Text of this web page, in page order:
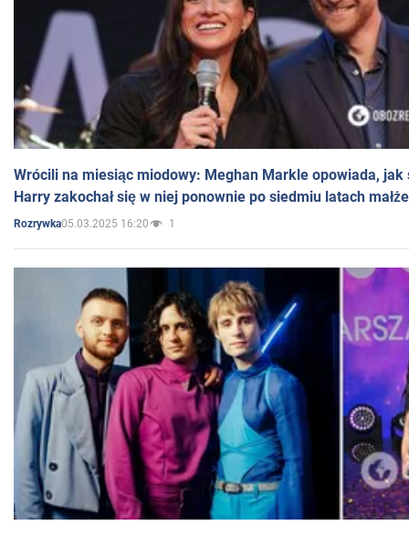
Wrócili na miesiąc miodowy: Meghan Markle opowiada, jak
Harry zakochał się w niej ponownie po siedmiu latach
Rozrywka05.03.2025 16:20 1